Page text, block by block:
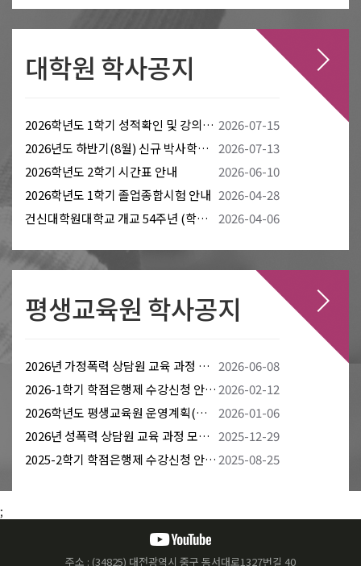
대학원 학사공지
2026학년도 1학기 성적확인 및 강의평가, 성적이의신청 안내 2026-07-15
2026년도 하반기(8월) 신규 박사학위 취득자 조사 협조 안내
2026-07-13
2026학년도 2학기 시간표 안내
2026-06-10
2026학년도 1학기 졸업종합시험 안내 2026-04-28
건신대학원대학교 개교 54주년 (학교법인 복음신학원 28주년) 기념 예배 안내
2026-04-06
평생교육원 학사공지
2026년 가정폭력 상담원 교육 과정 모집 안내
2026-06-08
2026-1학기 학점은행제 수강신청 안내(시간표 및 수업계획서 첨부) 2026-02-12
2026학년도 평생교육원 운영계획(학점은행제/일반교양과정) 및 연간학사일정
2026-01-06
2026년 성폭력 상담원 교육 과정 모집 안내
2025-12-29
2025-2학기 학점은행제 수강신청 안내(시간표 및 수업계획서 첨부) 2025-08-25
;
주소 : (34825) 대전광역시 중구 동서대로1327번길 40